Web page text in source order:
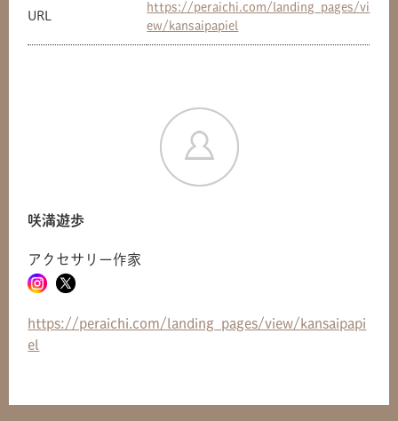
URL
https://peraichi.com/landing_pages/vi
ew/kansaipapiel
咲満遊歩
アクセサリー作家
https://peraichi.com/landing_pages/view/kansaipapi
el